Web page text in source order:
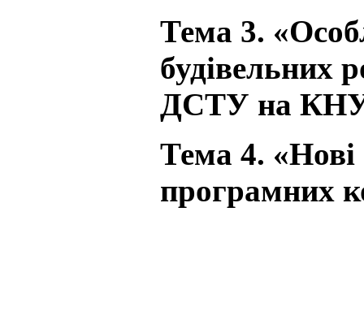
Тема 3.
будівельних
ДСТУ на
Тема 4.
програмних